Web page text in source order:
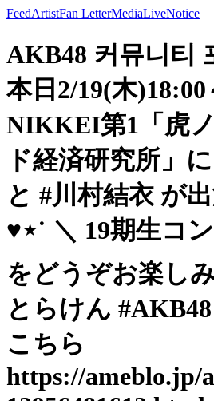
FeedArtistFan LetterMediaLiveNotice
AKB48 커뮤니티
本日2/19(木
NIKKEI第1「虎
ド経済研究所」
と #川村結衣 が
♥⋆˙ ＼ 19期生コ
をどうぞお楽し
とらけん
こちら
https://ameblo.jp/